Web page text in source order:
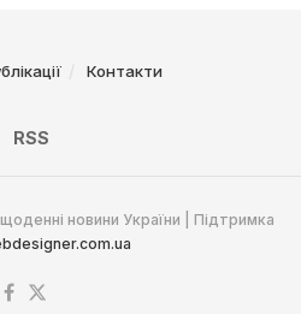
Контакти
RSS
новини України | Підтримка